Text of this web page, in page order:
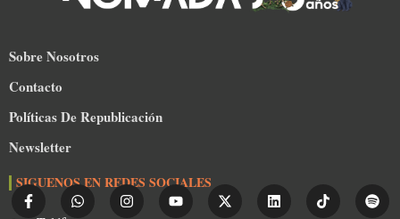
Sobre Nosotros
Contacto
Políticas De Republicación
Newsletter
SIGUENOS EN REDES SOCIALES